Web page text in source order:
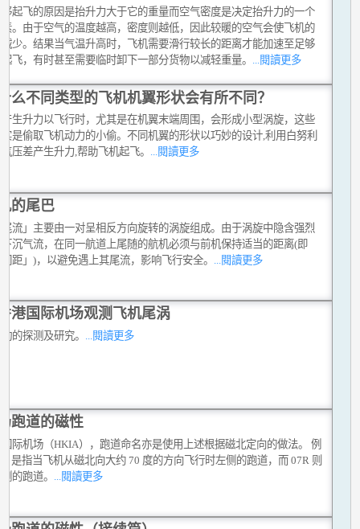
起飞的原因是抬升力大于它的重量而空气密度是决定抬升力的一个
。由于空气的温度越高，密度则越低，因此较暖的空气会使飞机的
少。结果当气温升高时，飞机需要滑行较长的距离才能加速至足够
飞，有时甚至需要临时卸下一部分货物以减轻重量。 ...閱讀更多
么不同类型的飞机机翼形状会有所不同？
生升力以飞行时，尤其是在机翼末端周围，会形成小型涡旋，这些
是偷取飞机动力的小偷。不同机翼的形状以巧妙的设计,利用白努利
压差产生升力,帮助飞机起飞。 ...閱讀更多
的尾巴
流」主要由一对呈相反方向旋转的涡旋组成。由于涡旋中隐含强烈
沉气流，在同一航道上尾随的航机必须与前机保持适当的距离(即
距」)，以避免遇上其尾流，影响飞行安全。
...閱讀更多
港国际机场观测飞机尾涡
的探测及研究。 ...閱讀更多
跑道的磁性
际机场（HKIA），跑道命名亦是使用上述根据磁北定向的做法。 例
是指当飞机从磁北向大约 70 度的方向飞行时左侧的跑道，而 07R 则
的跑道。
...閱讀更多